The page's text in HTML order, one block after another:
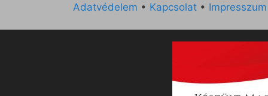
Adatvédelem • Kapcsolat • Impresszum